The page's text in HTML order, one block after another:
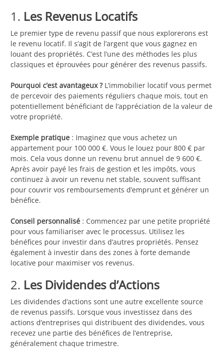
1. Les Revenus Locatifs
Le premier type de revenu passif que nous explorerons est
le revenu locatif. Il s’agit de l’argent que vous gagnez en
louant des propriétés. C’est l’une des méthodes les plus
classiques et éprouvées pour générer des revenus passifs.
Pourquoi c’est avantageux ?L’immobilier locatif vous permet
de percevoir des paiements réguliers chaque mois, tout en
potentiellement bénéficiant de l’appréciation de la valeur de
votre propriété.
Exemple pratique : Imaginez que vous achetez un
appartement pour 100 000 €. Vous le louez pour 800 € par
mois. Cela vous donne un revenu brut annuel de 9 600 €.
Après avoir payé les frais de gestion et les impôts, vous
continuez à avoir un revenu net stable, souvent suffisant
pour couvrir vos remboursements d’emprunt et générer un
bénéfice.
Conseil personnalisé : Commencez par une petite propriété
pour vous familiariser avec le processus. Utilisez les
bénéfices pour investir dans d’autres propriétés. Pensez
également à investir dans des zones à forte demande
locative pour maximiser vos revenus.
2. Les Dividendes d’Actions
Les dividendes d’actions sont une autre excellente source
de revenus passifs. Lorsque vous investissez dans des
actions d’entreprises qui distribuent des dividendes, vous
recevez une partie des bénéfices de l’entreprise,
généralement chaque trimestre.